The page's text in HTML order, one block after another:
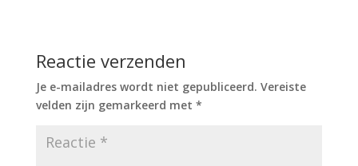
Reactie verzenden
Je e-mailadres wordt niet gepubliceerd. Vereiste
velden zijn gemarkeerd met *